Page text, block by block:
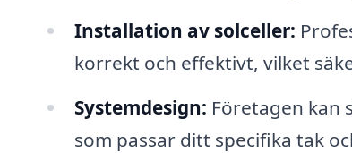
Installation av solceller:
korrekt och effektivt, vilket
Systemdesign: Företagen kan
som passar ditt specifika tak